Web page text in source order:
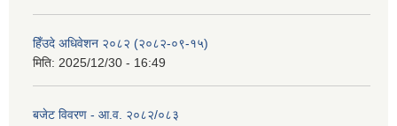
हिँउदे अधिवेशन २०८२ (२०८२-०९-१५)
मिति: 2025/12/30 - 16:49
बजेट विवरण - आ.व. २०८२/०८३